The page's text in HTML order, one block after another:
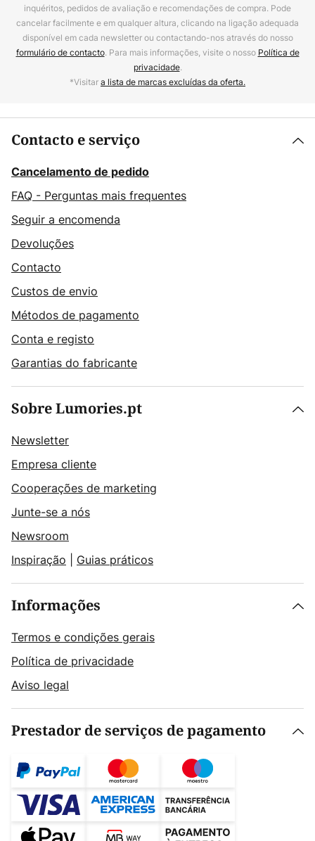
inquéritos, pedidos de avaliação e recomendações de compra. Pode
cancelar facilmente e em qualquer altura, clicando na ligação adequada
disponível em cada newsletter ou contactando-nos através do nosso
formulário de contacto. Para mais informações, visite o nosso Política de
privacidade.
*Visitara lista de marcas excluídas da oferta.
Contacto e serviço
Cancelamento de pedido
FAQ - Perguntas mais frequentes
Seguir a encomenda
Devoluções
Contacto
Custos de envio
Métodos de pagamento
Conta e registo
Garantias do fabricante
Sobre Lumories.pt
Newsletter
Empresa cliente
Cooperações de marketing
Junte-se a nós
Newsroom
Inspiração
Guias práticos
Informações
Termos e condições gerais
Política de privacidade
Aviso legal
Prestador de serviços de pagamento